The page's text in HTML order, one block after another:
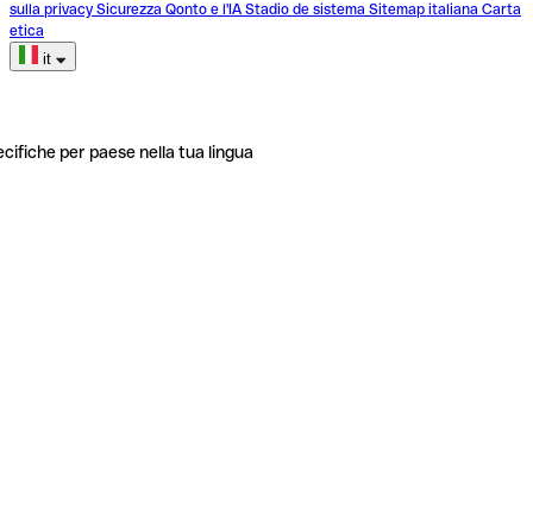
sulla privacy Sicurezza Qonto e l'IA Stadio de sistema Sitemap italiana Carta
etica
it
per paese nella tua lingua